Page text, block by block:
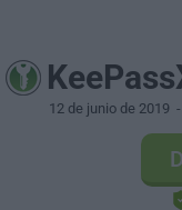
12 de junio de 2019